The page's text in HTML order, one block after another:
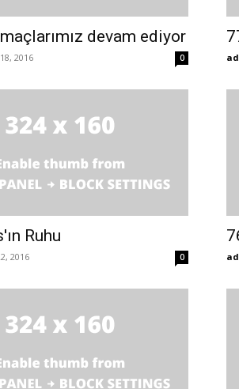
devam ediyor
2016 0
Ruhu
2016 0